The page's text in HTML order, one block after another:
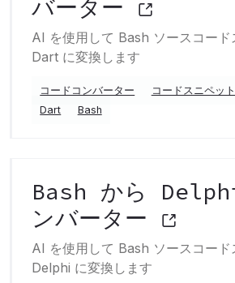
バーター
AI を使用して Bash ソースコード
Dart に変換します
コードコンバーター コードスニペット
Dart
Bash
Bash から
ンバーター
AI を使用して Bash ソースコード
Delphi に変換します